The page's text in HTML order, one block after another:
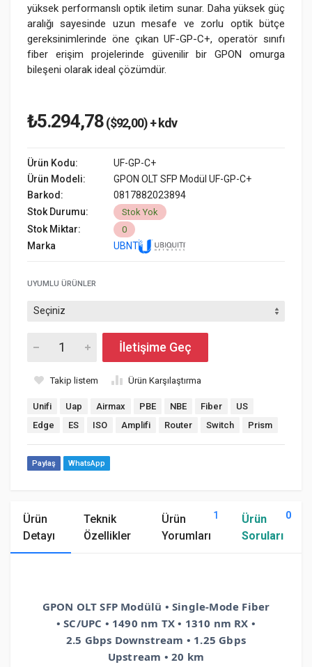
yüksek performanslı optik iletim sunar. Daha yüksek güç
aralığı sayesinde uzun mesafe ve zorlu optik bütçe
gereksinimlerinde öne çıkan UF-GP-C+, operatör sınıfı
fiber erişim projelerinde güvenilir bir GPON omurga
bileşeni olarak ideal çözümdür.
₺5.294,78($92,00) + kdv
Ürün Kodu:
UF-GP-C+
Ürün Modeli:
GPON OLT SFP Modül UF-GP-C+
Barkod:
0817882023894
Stok Durumu:
Stok Yok
Stok Miktar: 0
Marka UBNT
UYUMLU ÜRÜNLER
İletişime Geç
Takip listem Ürün Karşılaştırma
Unifi Uap Airmax PBE NBE Fiber
US
Edge
ES ISO Amplifi Router Switch Prism
Paylaş WhatsApp
Ürün
Detayı
Teknik
Özellikler
Ürün
Yorumları
1
Ürün
Soruları
0
GPON OLT SFP Modülü • Single-Mode Fiber
• SC/UPC • 1490 nm TX • 1310 nm RX •
2.5 Gbps Downstream • 1.25 Gbps
Upstream • 20 km